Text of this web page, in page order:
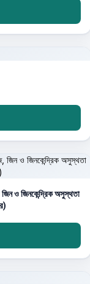
ও জিনকেন্দ্রিক অসুস্থতা